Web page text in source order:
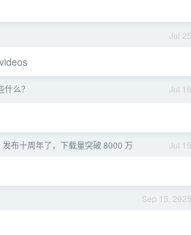
Jul 25
Jul 16
么？
Jul 15
布十周年了，下载量突破 8000 万
Sep 15, 2025